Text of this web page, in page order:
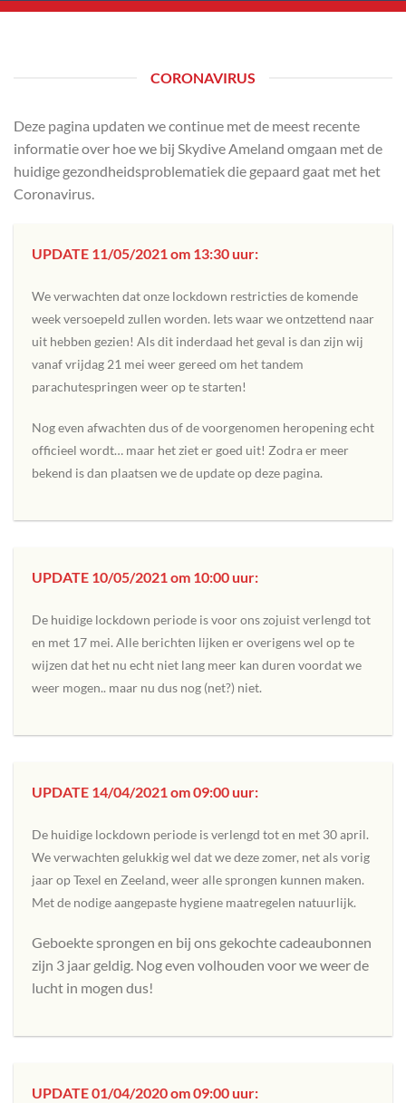
CORONAVIRUS
Deze pagina updaten we continue met de meest recente
informatie over hoe we bij Skydive Ameland omgaan met de
huidige gezondheidsproblematiek die gepaard gaat met het
Coronavirus.
UPDATE 11/05/2021 om 13:30 uur:
We verwachten dat onze lockdown restricties de komende
week versoepeld zullen worden. Iets waar we ontzettend naar
uit hebben gezien! Als dit inderdaad het geval is dan zijn wij
vanaf vrijdag 21 mei weer gereed om het tandem
parachutespringen weer op te starten!
Nog even afwachten dus of de voorgenomen heropening echt
officieel wordt… maar het ziet er goed uit! Zodra er meer
bekend is dan plaatsen we de update op deze pagina.
UPDATE 10/05/2021 om 10:00 uur:
De huidige lockdown periode is voor ons zojuist verlengd tot
en met 17 mei. Alle berichten lijken er overigens wel op te
wijzen dat het nu echt niet lang meer kan duren voordat we
weer mogen.. maar nu dus nog (net?) niet.
UPDATE 14/04/2021 om 09:00 uur:
De huidige lockdown periode is verlengd tot en met 30 april.
We verwachten gelukkig wel dat we deze zomer, net als vorig
jaar op Texel en Zeeland, weer alle sprongen kunnen maken.
Met de nodige aangepaste hygiene maatregelen natuurlijk.
Geboekte sprongen en bij ons gekochte cadeaubonnen
zijn 3 jaar geldig. Nog even volhouden voor we weer de
lucht in mogen dus!
UPDATE 01/04/2020 om 09:00 uur: